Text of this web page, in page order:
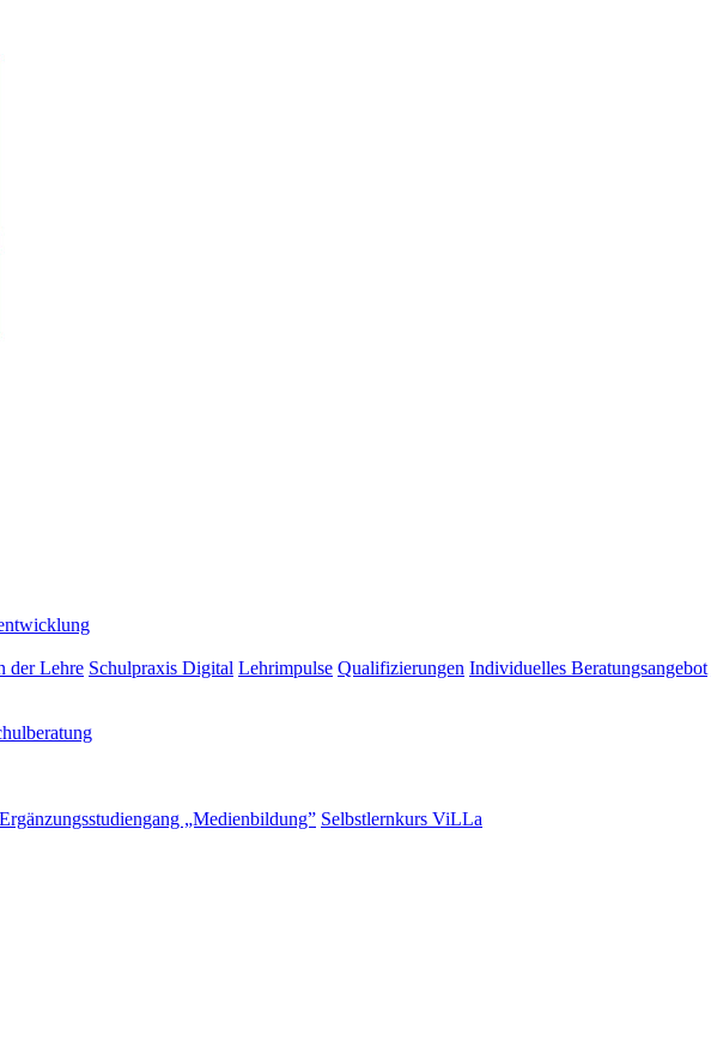
der Lehre Schulpraxis Digital Lehrimpulse Qualifizierungen Individuelles Beratungsangebot
Ergänzungsstudiengang „Medienbildung” Selbstlernkurs ViLLa